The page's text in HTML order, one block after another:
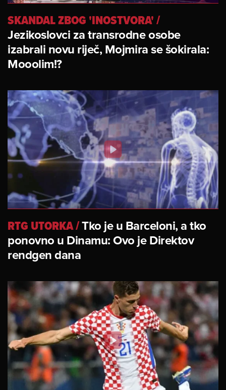
SKANDAL ZBOG 'INOSTVORA'/
Jezikoslovci za transrodne osobe
izabrali novu riječ, Mojmira se šokirala:
Mooolim!?
RTG UTORKA/Tko je u Barceloni, a tko
ponovno u Dinamu: Ovo je Direktov
rendgen dana